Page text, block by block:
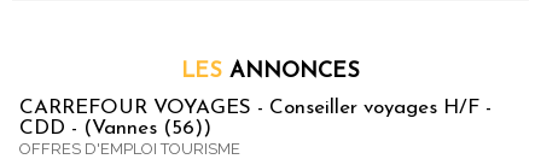
LES ANNONCES
CARREFOUR VOYAGES - Conseiller voyages H/F -
CDD - (Vannes (56))
OFFRES D'EMPLOI TOURISME